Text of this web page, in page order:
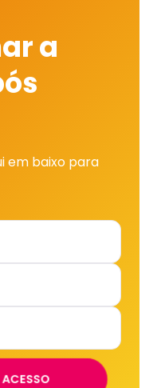
a
em baixo para